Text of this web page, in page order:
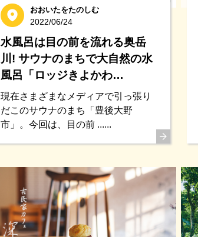
おおいたをたのしむ
2022/06/24
水風呂は目の前を流れる奥岳
川! サウナのまちで大自然の水
風呂「ロッジきよかわ…
現在さまざまなメディアで引っ張り
だこのサウナのまち「豊後大野
市」。今回は、目の前 ......